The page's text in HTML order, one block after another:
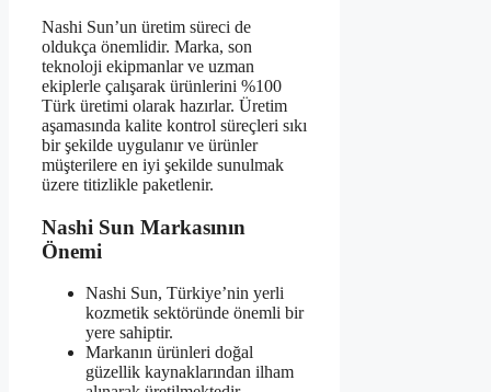
Nashi Sun’un üretim süreci de
oldukça önemlidir. Marka, son
teknoloji ekipmanlar ve uzman
ekiplerle çalışarak ürünlerini %100
Türk üretimi olarak hazırlar. Üretim
aşamasında kalite kontrol süreçleri sıkı
bir şekilde uygulanır ve ürünler
müşterilere en iyi şekilde sunulmak
üzere titizlikle paketlenir.
Nashi Sun Markasının
Önemi
Nashi Sun, Türkiye’nin yerli
kozmetik sektöründe önemli bir
yere sahiptir.
Markanın ürünleri doğal
güzellik kaynaklarından ilham